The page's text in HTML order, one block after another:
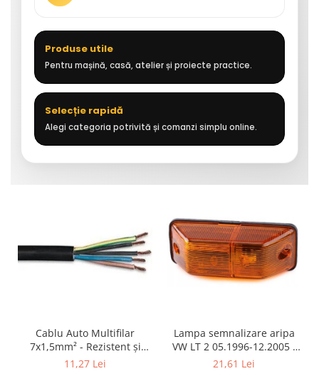
Produse utile
Pentru mașină, casă, atelier și proiecte practice.
Selecție rapidă
Alegi categoria potrivită și comanzi simplu online.
Cablu Auto Multifilar
7x1,5mm² - Rezistent și
Flexibil pentru Remorci 12V-
11,27 Lei
Lampa semnalizare aripa
VW LT 2 05.1996-12.2005 ;
Mercedes Sprinter 1995-
21,61 Lei